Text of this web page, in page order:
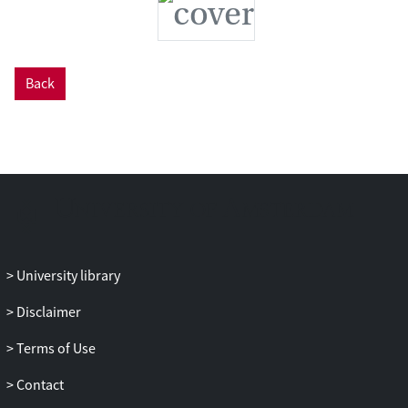
Back
University library
Disclaimer
Terms of Use
Contact